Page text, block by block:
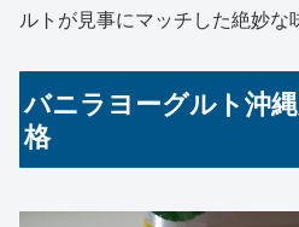
ルトが見事にマッチした絶妙な
バニラヨーグルト沖
格